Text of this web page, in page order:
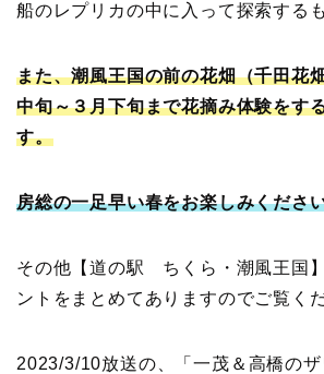
船のレプリカの中に入って探索する
また、潮風王国の前の花畑（千田花
中旬～３月下旬まで花摘み体験をす
す。
房総の一足早い春をお楽しみくださ
その他【道の駅 ちくら・潮風王国
ントをまとめてありますのでご覧く
2023/3/10放送の、「一茂＆高橋の